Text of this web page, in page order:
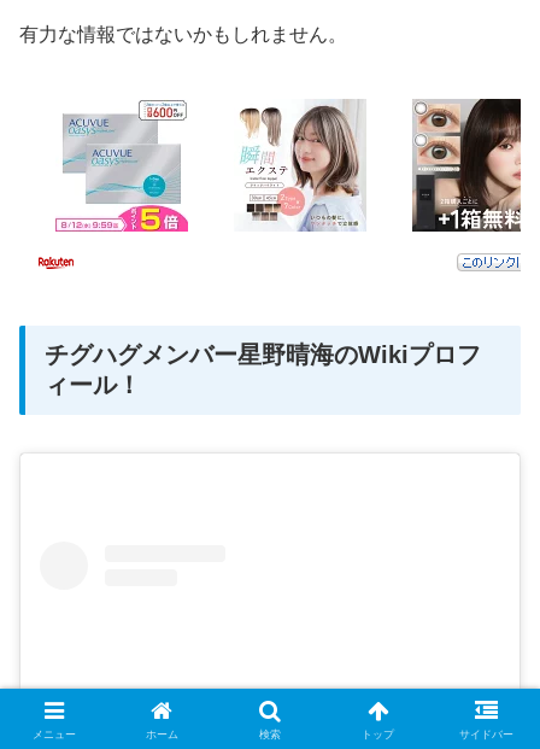
有力な情報ではないかもしれません。
チグハグメンバー星野晴海のWikiプロフ
ィール！
メニュー ホーム 検索 トップ サイドバー